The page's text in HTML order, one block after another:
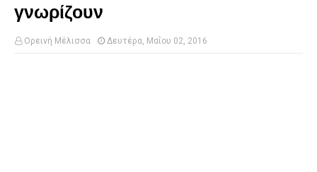
γνωρίζουν
Ορεινή Μέλισσα Δευτέρα, Μαΐου 02, 2016